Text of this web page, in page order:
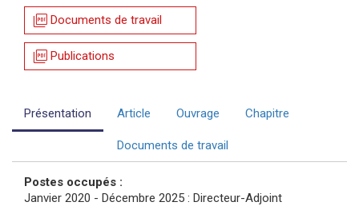
picture_as_pdf Documents de travail
picture_as_pdf Publications
Présentation Article Ouvrage Chapitre
Documents de travail
Postes occupés :
Janvier 2020 - Décembre 2025 : Directeur-Adjoint